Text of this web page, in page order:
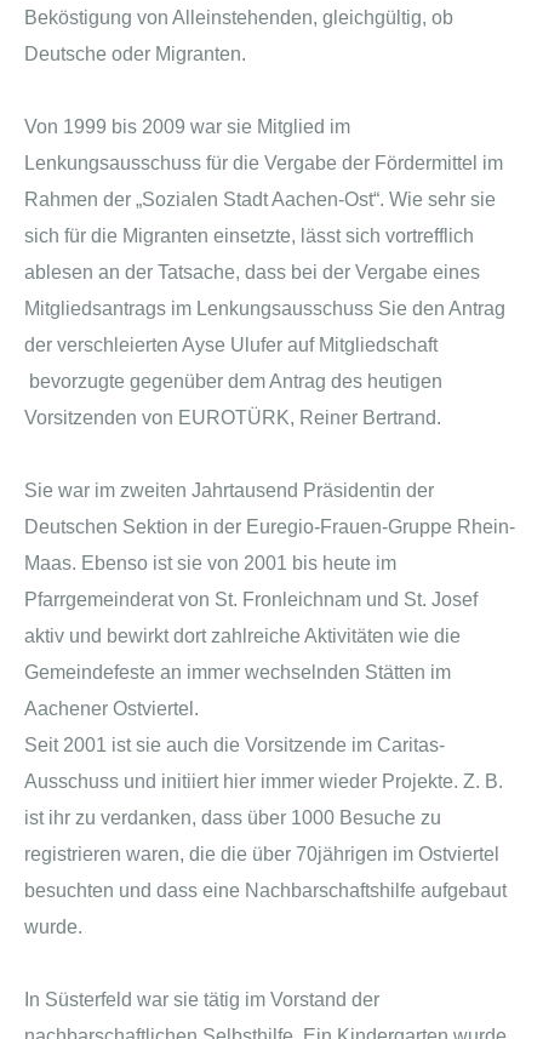
Beköstigung von Alleinstehenden, gleichgültig, ob
Deutsche oder Migranten.
Von 1999 bis 2009 war sie Mitglied im
Lenkungsausschuss für die Vergabe der Fördermittel im
Rahmen der „Sozialen Stadt Aachen-Ost“. Wie sehr sie
sich für die Migranten einsetzte, lässt sich vortrefflich
ablesen an der Tatsache, dass bei der Vergabe eines
Mitgliedsantrags im Lenkungsausschuss Sie den Antrag
der verschleierten Ayse Ulufer auf Mitgliedschaft
bevorzugte gegenüber dem Antrag des heutigen
Vorsitzenden von EUROTÜRK, Reiner Bertrand.
Sie war im zweiten Jahrtausend Präsidentin der
Deutschen Sektion in der Euregio-Frauen-Gruppe Rhein-
Maas. Ebenso ist sie von 2001 bis heute im
Pfarrgemeinderat von St. Fronleichnam und St. Josef
aktiv und bewirkt dort zahlreiche Aktivitäten wie die
Gemeindefeste an immer wechselnden Stätten im
Aachener Ostviertel.
Seit 2001 ist sie auch die Vorsitzende im Caritas-
Ausschuss und initiiert hier immer wieder Projekte. Z. B.
ist ihr zu verdanken, dass über 1000 Besuche zu
registrieren waren, die die über 70jährigen im Ostviertel
besuchten und dass eine Nachbarschaftshilfe aufgebaut
wurde.
In Süsterfeld war sie tätig im Vorstand der